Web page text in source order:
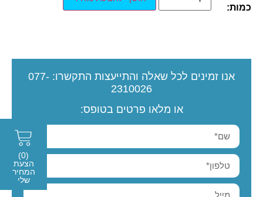
כמות:
אנו זמינים לכל שאלה והתייעצות התקשרו: 077-
2310026
או מלאו פרטים בטופס:
(0)
הצעת
המחיר
שלי